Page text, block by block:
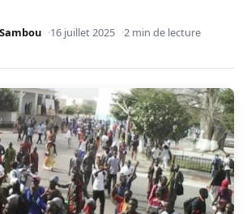
16 juillet 2025 2 min de lecture